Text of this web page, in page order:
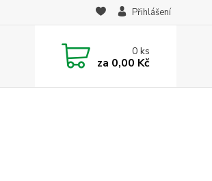
Přihlášení
0ks
za 0,00 Kč